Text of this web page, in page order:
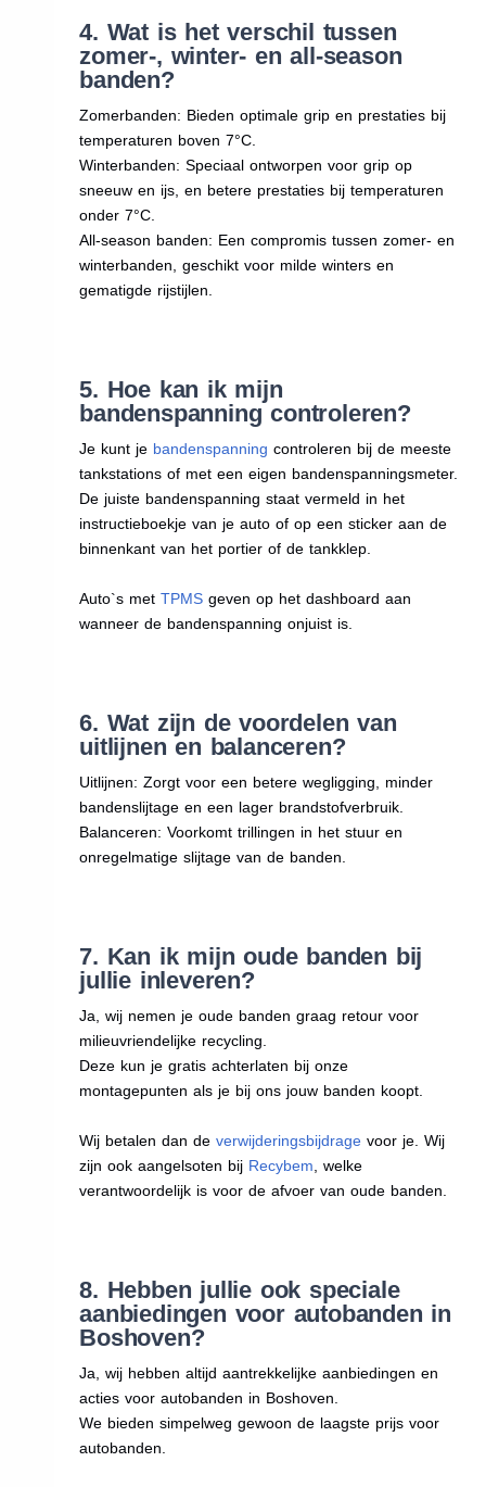
4. Wat is het verschil tussen
zomer-, winter- en all-season
banden?
Zomerbanden: Bieden optimale grip en prestaties bij
temperaturen boven 7°C.
Winterbanden: Speciaal ontworpen voor grip op
sneeuw en ijs, en betere prestaties bij temperaturen
onder 7°C.
All-season banden: Een compromis tussen zomer- en
winterbanden, geschikt voor milde winters en
gematigde rijstijlen.
5. Hoe kan ik mijn
bandenspanning controleren?
Je kunt je bandenspanning controleren bij de meeste
tankstations of met een eigen bandenspanningsmeter.
De juiste bandenspanning staat vermeld in het
instructieboekje van je auto of op een sticker aan de
binnenkant van het portier of de tankklep.
Auto`s metTPMS geven op het dashboard aan
wanneer de bandenspanning onjuist is.
6. Wat zijn de voordelen van
uitlijnen en balanceren?
Uitlijnen: Zorgt voor een betere wegligging, minder
bandenslijtage en een lager brandstofverbruik.
Balanceren: Voorkomt trillingen in het stuur en
onregelmatige slijtage van de banden.
7. Kan ik mijn oude banden bij
jullie inleveren?
Ja, wij nemen je oude banden graag retour voor
milieuvriendelijke recycling.
Deze kun je gratis achterlaten bij onze
montagepunten als je bij ons jouw banden koopt.
Wij betalen dan deverwijderingsbijdrage voor je. Wij
zijn ook aangelsoten bij Recybem , welke
verantwoordelijk is voor de afvoer van oude banden.
8. Hebben jullie ook speciale
aanbiedingen voor autobanden in
Boshoven?
Ja, wij hebben altijd aantrekkelijke aanbiedingen en
acties voor autobanden in Boshoven.
We bieden simpelweg gewoon de laagste prijs voor
autobanden.